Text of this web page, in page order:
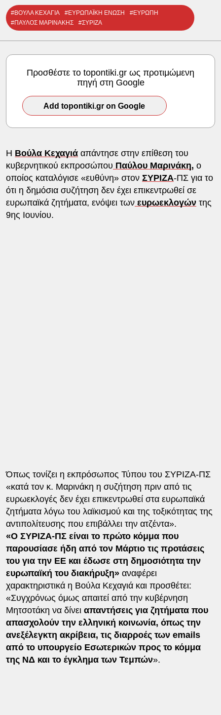
#ΒΟΥΛΑ ΚΕΧΑΓΙΑ #ΕΥΡΩΠΑΪΚΗ ΕΝΩΣΗ
#ΕΥΡΩΠΗ
#ΠΑΥΛΟΣ ΜΑΡΙΝΑΚΗΣ
#ΣΥΡΙΖΑ
Προσθέστε το topontiki.gr ως προτιμώμενη
πηγή στη Google
Add topontiki.gr on Google
Η Βούλα Κεχαγιάαπάντησε στην επίθεση του
κυβερνητικού εκπροσώπου Παύλου Μαρινάκη, ο
οποίος καταλόγισε «ευθύνη» στον ΣΥΡΙΖΑ-ΠΣ για το
ότι η δημόσια συζήτηση δεν έχει επικεντρωθεί σε
ευρωπαϊκά ζητήματα, ενόψει τωνευρωεκλογώντης
9ης Ιουνίου.
Όπως τονίζει η εκπρόσωπος Τύπου του ΣΥΡΙΖΑ-ΠΣ
«κατά τον κ. Μαρινάκη η συζήτηση πριν από τις
ευρωεκλογές δεν έχει επικεντρωθεί στα ευρωπαϊκά
ζητήματα λόγω του λαϊκισμού και της τοξικότητας της
αντιπολίτευσης που επιβάλλει την ατζέντα».
«Ο ΣΥΡΙΖΑ-ΠΣ είναι το πρώτο κόμμα που
παρουσίασε ήδη από τον Μάρτιο τις προτάσεις
του για την ΕΕ και έδωσε στη δημοσιότητα την
ευρωπαϊκή του διακήρυξη»αναφέρει
χαρακτηριστικά η Βούλα Κεχαγιά και προσθέτει:
«Συγχρόνως όμως απαιτεί από την κυβέρνηση
Μητσοτάκη να δίνει απαντήσεις για ζητήματα που
απασχολούν την ελληνική κοινωνία, όπως την
ανεξέλεγκτη ακρίβεια, τις διαρροές των emails
από το υπουργείο Εσωτερικών προς το κόμμα
της ΝΔ και το έγκλημα των Τεμπών».